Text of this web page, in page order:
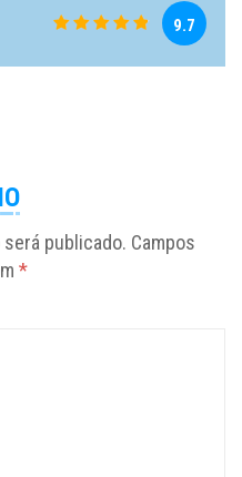
9.7
publicado. Campos
*